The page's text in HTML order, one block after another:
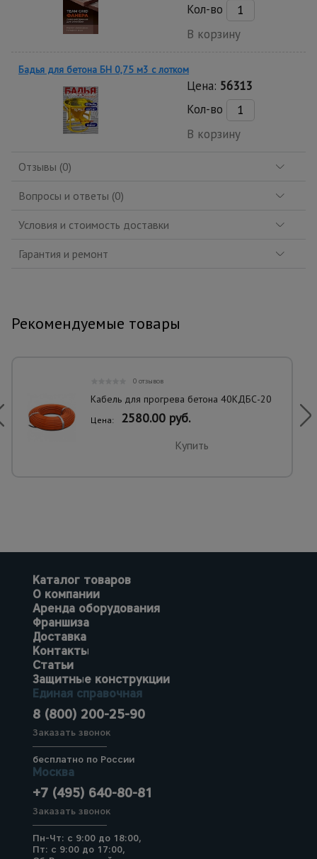
Кол-во
В корзину
Бадья для бетона БН 0,75 м3 с лотком
Цена: 56313
Кол-во
В корзину
Отзывы (0)
Вопросы и ответы (0)
Условия и стоимость доставки
Гарантия и ремонт
Рекомендуемые товары
0 отзывов
Кабель для прогрева бетона 40КДБС-20
Цена: 2580.00 руб.
Купить
Каталог товаров
О компании
Аренда оборудования
Франшиза
Доставка
Контакты
Статьи
Защитные конструкции
Единая справочная
8 (800) 200-25-90
Заказать звонок
бесплатно по России
Москва
+7 (495) 640-80-81
Заказать звонок
Пн-Чт: с 9:00 до 18:00,
Пт: с 9:00 до 17:00,